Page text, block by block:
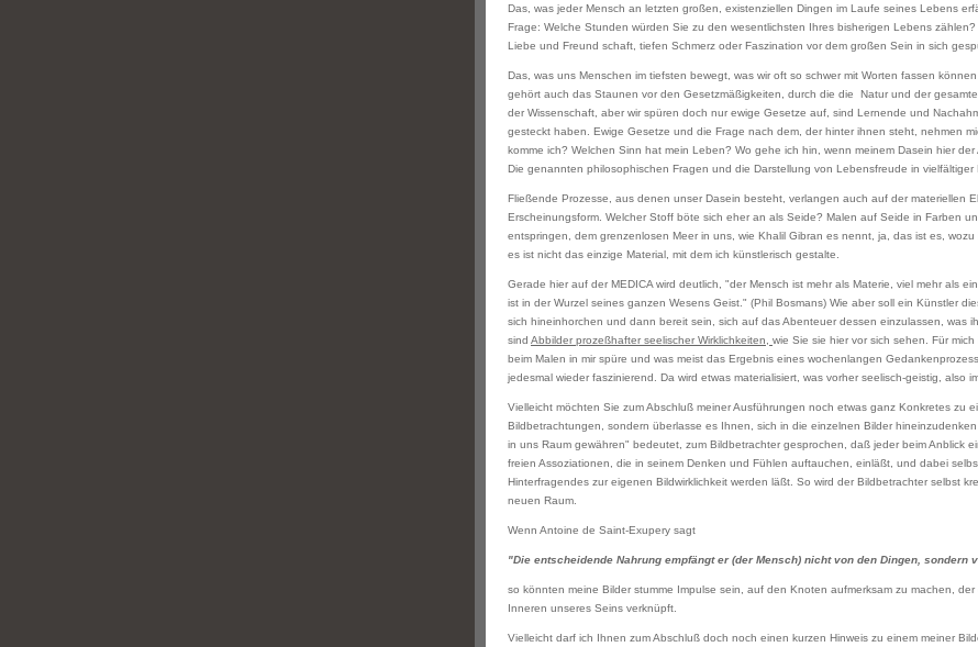
Das, was jeder Mensch an letzten großen, existenziellen Dingen im Laufe seines Lebens
Frage: Welche Stunden würden Sie zu den wesentlichsten Ihres bisherigen Lebens
Liebe und Freund­ schaft, tiefen Schmerz oder Faszination vor dem großen Sein in sich
Das, was uns Menschen im tiefsten bewegt, was wir oft so schwer mit Worten fassen
gehört auch das Staunen vor den Gesetzmäßigkeiten, durch die die Natur und der
der Wissenschaft, aber wir spüren doch nur ewige Gesetze auf, sind Lernende und
gesteckt haben. Ewige Gesetze und die Frage nach dem, der hinter ihnen steht, nehmen
komme ich? Welchen Sinn hat mein Leben? Wo gehe ich hin, wenn meinem Dasein hier
Die genannten philosophischen Fragen und die Darstellung von Lebensfreude in vielfältiger
Fließende Prozesse, aus denen unser Dasein besteht, verlangen auch auf der materiellen
Erscheinungsform. Welcher Stoff böte sich eher an als Seide? Malen auf Seide in Farben
entspringen, dem grenzenlosen Meer in uns, wie Khalil Gibran es nennt, ja, das ist es,
es ist nicht das einzige Material, mit dem ich künstlerisch gestalte.
Gerade hier auf der MEDICA wird deutlich, "der Mensch ist mehr als Materie, viel mehr als
ist in der Wurzel seines ganzen Wesens Geist." (Phil Bosmans) Wie aber soll ein Künstler
sich hineinhorchen und dann bereit sein, sich auf das Abenteuer dessen einzulassen, was
sind Abbilder prozeßhafter seelischer Wirklichkeiten, wie Sie sie hier vor sich sehen. Für
beim Malen in mir spüre und was meist das Ergebnis eines wochenlangen
jedesmal wieder faszinierend. Da wird etwas materialisiert, was vorher seelisch-geistig, also
Vielleicht möchten Sie zum Abschluß meiner Ausführungen noch etwas ganz Konkretes zu
Bildbetrachtungen, sondern überlasse es Ihnen, sich in die einzelnen Bilder
in uns Raum gewähren" bedeutet, zum Bildbetrachter gesprochen, daß jeder beim Anblick
freien Assoziationen, die in seinem Denken und Fühlen auftauchen, einläßt, und dabei
Hinterfragendes zur eigenen Bildwirklichkeit werden läßt. So wird der Bildbetrachter selbst
neuen Raum.
Wenn Antoine de Saint-Exupery sagt
"Die entscheidende Nahrung empfängt er (der Mensch) nicht von den Dingen, sondern
so könnten meine Bilder stumme Impulse sein, auf den Knoten aufmerksam zu machen,
Inneren unseres Seins verknüpft.
Vielleicht darf ich Ihnen zum Abschluß doch noch einen kurzen Hinweis zu einem meiner